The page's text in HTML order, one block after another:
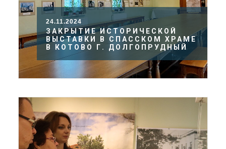
24.11.2024
ЗАКРЫТИЕ ИСТОРИЧЕСКОЙ
ВЫСТАВКИ В СПАССКОМ ХРАМЕ
В КОТОВО Г. ДОЛГОПРУДНЫЙ